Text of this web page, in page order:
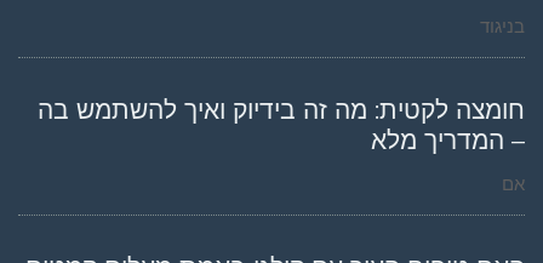
בניגוד
חומצה לקטית: מה זה בידיוק ואיך להשתמש בה
– המדריך מלא
אם